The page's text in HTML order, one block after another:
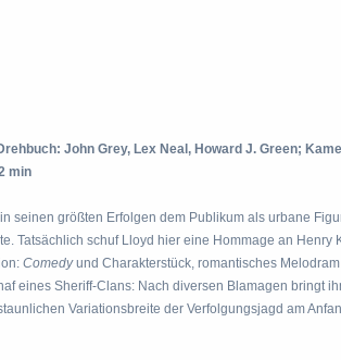
John Grey, Lex Neal, Howard J. Green;
min
seinen größten Erfolgen dem Publikum als urbane
Tatsächlich schuf Lloyd hier eine Hommage an Henry
Comedyund Charakterstück, romantisches
eines Sheriff-Clans: Nach diversen Blamagen bringt
Variationsbreite der Verfolgungsjagd am